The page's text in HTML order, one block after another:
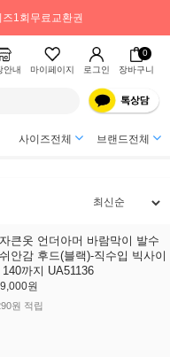
즈1회무료교환권
안내 마이페이지 로그인
0
장바구니
사이즈전체 브랜드전체
큰옷 언더아머 바람막이 발수
안감 후드(블랙)-직수입 빅사이
140까지 UA51136
원
원 적립